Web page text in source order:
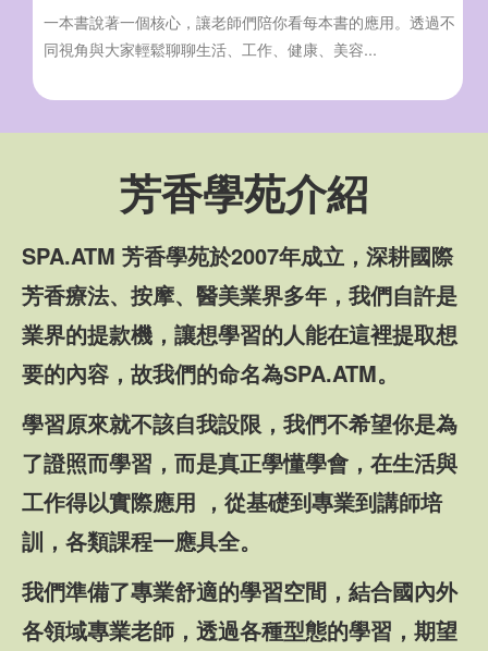
一本書說著一個核心，讓老師們陪你看每本書的應用。透過不
同視角與大家輕鬆聊聊生活、工作、健康、美容...
芳香學苑介紹
SPA.ATM 芳香學苑於2007年成立，深耕國際
芳香療法、按摩、醫美業界多年，我們自許是
業界的提款機，讓想學習的人能在這裡提取想
要的內容，故我們的命名為SPA.ATM。
學習原來就不該自我設限，我們不希望你是為
了證照而學習，而是真正學懂學會，在生活與
工作得以實際應用 ，從基礎到專業到講師培
訓，各類課程一應具全。
我們準備了專業舒適的學習空間，結合國內外
各領域專業老師，透過各種型態的學習，期望